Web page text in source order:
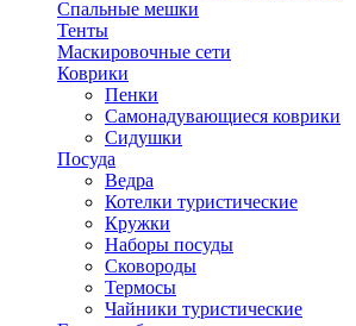
Спальные мешки
Тенты
Маскировочные сети
Коврики
Пенки
Самонадувающиеся коврики
Сидушки
Посуда
Ведра
Котелки туристические
Кружки
Наборы посуды
Сковороды
Термосы
Чайники туристические